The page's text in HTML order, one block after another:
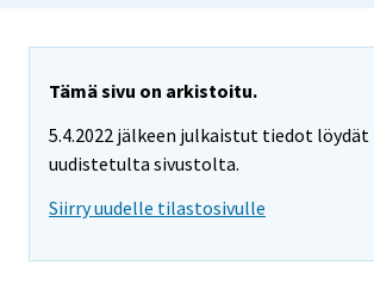
Tämä sivu on arkistoitu.
5.4.2022 jälkeen julkaistut tiedot löydät
uudistetulta sivustolta.
Siirry uudelle tilastosivulle